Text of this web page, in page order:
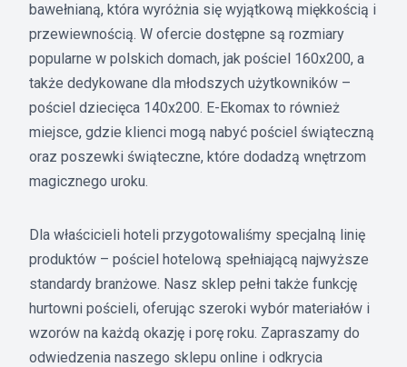
bawełnianą, która wyróżnia się wyjątkową miękkością i
przewiewnością. W ofercie dostępne są rozmiary
popularne w polskich domach, jak pościel 160x200, a
także dedykowane dla młodszych użytkowników –
pościel dziecięca 140x200. E-Ekomax to również
miejsce, gdzie klienci mogą nabyć pościel świąteczną
oraz poszewki świąteczne, które dodadzą wnętrzom
magicznego uroku.
Dla właścicieli hoteli przygotowaliśmy specjalną linię
produktów – pościel hotelową spełniającą najwyższe
standardy branżowe. Nasz sklep pełni także funkcję
hurtowni pościeli, oferując szeroki wybór materiałów i
wzorów na każdą okazję i porę roku. Zapraszamy do
odwiedzenia naszego sklepu online i odkrycia